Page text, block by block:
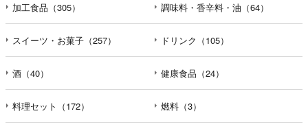
加工食品（305） 調味料・香辛料・油（64）
スイーツ・お菓子（257） ドリンク（105）
酒（40） 健康食品（24）
料理セット（172） 燃料（3）